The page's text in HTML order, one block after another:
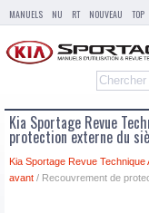
MANUELS NU RT NOUVEAU TOP
Kia Sportage Revue
protection externe du
Kia Sportage Revue Technique
avant / Recouvrement de